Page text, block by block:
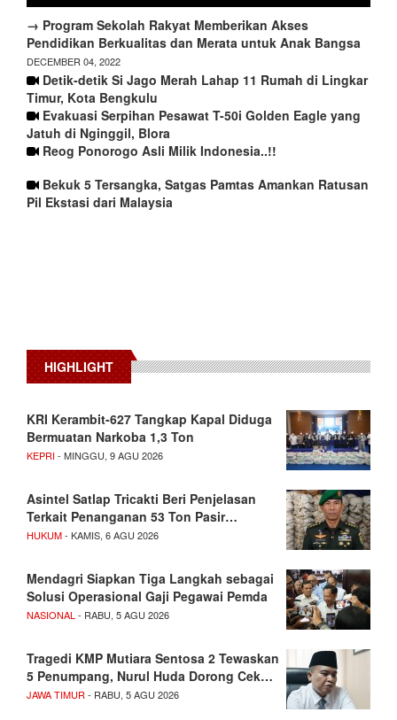
→ Program Sekolah Rakyat Memberikan Akses
Pendidikan Berkualitas dan Merata untuk Anak Bangsa
DECEMBER 04, 2022
Detik-detik Si Jago Merah Lahap 11 Rumah di Lingkar
Timur, Kota Bengkulu
Evakuasi Serpihan Pesawat T-50i Golden Eagle yang
Jatuh di Nginggil, Blora
Reog Ponorogo Asli Milik Indonesia..!!
Bekuk 5 Tersangka, Satgas Pamtas Amankan Ratusan
Pil Ekstasi dari Malaysia
HIGHLIGHT
KRI Kerambit-627 Tangkap Kapal Diduga
Bermuatan Narkoba 1,3 Ton
KEPRI- MINGGU, 9 AGU 2026
Asintel Satlap Tricakti Beri Penjelasan
Terkait Penanganan 53 Ton Pasir…
HUKUM- KAMIS, 6 AGU 2026
Mendagri Siapkan Tiga Langkah sebagai
Solusi Operasional Gaji Pegawai Pemda
NASIONAL - RABU, 5 AGU 2026
Tragedi KMP Mutiara Sentosa 2 Tewaskan
5 Penumpang, Nurul Huda Dorong Cek…
JAWA TIMUR - RABU, 5 AGU 2026